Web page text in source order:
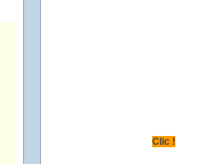
Clic !